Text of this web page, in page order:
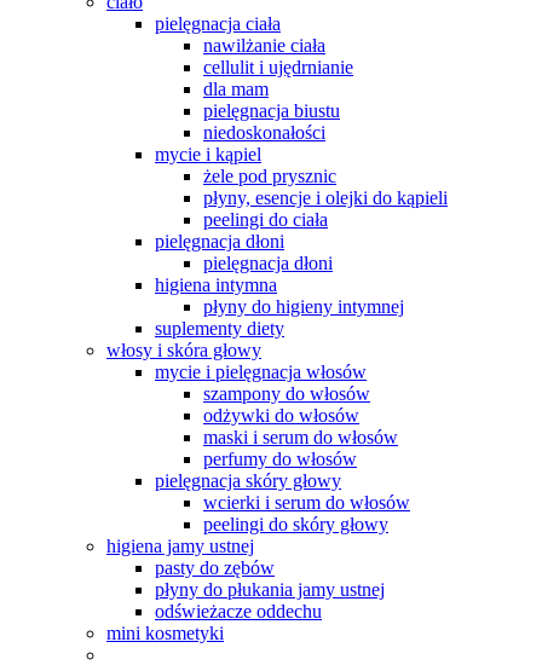
pielęgnacja ciała
nawilżanie ciała
cellulit i ujędrnianie
dla mam
pielęgnacja biustu
niedoskonałości
mycie i kąpiel
żele pod prysznic
płyny, esencje i olejki do kąpieli
peelingi do ciała
pielęgnacja dłoni
pielęgnacja dłoni
higiena intymna
płyny do higieny intymnej
suplementy diety
włosy i skóra głowy
mycie i pielęgnacja włosów
szampony do włosów
odżywki do włosów
maski i serum do włosów
perfumy do włosów
pielęgnacja skóry głowy
wcierki i serum do włosów
peelingi do skóry głowy
higiena jamy ustnej
pasty do zębów
płyny do płukania jamy ustnej
odświeżacze oddechu
mini kosmetyki